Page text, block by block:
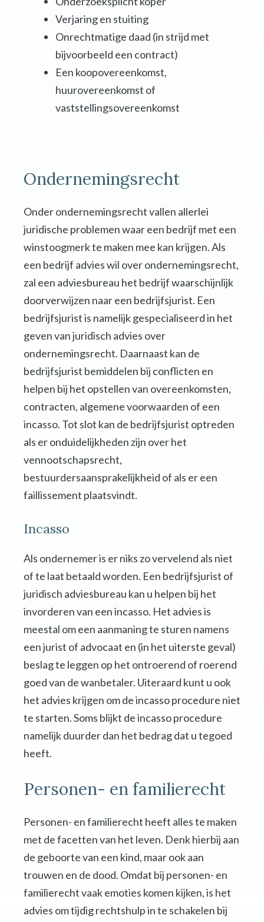
Verjaring en stuiting
Onrechtmatige daad (in strijd met
bijvoorbeeld een contract)
Een koopovereenkomst,
huurovereenkomst of
vaststellingsovereenkomst
Ondernemingsrecht
Onder ondernemingsrecht vallen allerlei
juridische problemen waar een bedrijf met een
winstoogmerk te maken mee kan krijgen. Als
een bedrijf advies wil over ondernemingsrecht,
zal een adviesbureau het bedrijf waarschijnlijk
doorverwijzen naar een bedrijfsjurist. Een
bedrijfsjurist is namelijk gespecialiseerd in het
geven van juridisch advies over
ondernemingsrecht. Daarnaast kan de
bedrijfsjurist bemiddelen bij conflicten en
helpen bij het opstellen van overeenkomsten,
contracten, algemene voorwaarden of een
incasso. Tot slot kan de bedrijfsjurist optreden
als er onduidelijkheden zijn over het
vennootschapsrecht,
bestuurdersaansprakelijkheid of als er een
faillissement plaatsvindt.
Incasso
Als ondernemer is er niks zo vervelend als niet
of te laat betaald worden. Een bedrijfsjurist of
juridisch adviesbureau kan u helpen bij het
invorderen van een incasso. Het advies is
meestal om een aanmaning te sturen namens
een jurist of advocaat en (in het uiterste geval)
beslag te leggen op het ontroerend of roerend
goed van de wanbetaler. Uiteraard kunt u ook
het advies krijgen om de incasso procedure niet
te starten. Soms blijkt de incasso procedure
namelijk duurder dan het bedrag dat u tegoed
heeft.
Personen- en familierecht
Personen- en familierecht heeft alles te maken
met de facetten van het leven. Denk hierbij aan
de geboorte van een kind, maar ook aan
trouwen en de dood. Omdat bij personen- en
familierecht vaak emoties komen kijken, is het
advies om tijdig rechtshulp in te schakelen bij